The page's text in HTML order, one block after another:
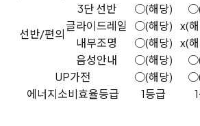
선반/편의
3단 선반 ○(해당)
글라이드레일
○(해당) x(
내부조명
○(해당) x(
음성안내
○(해당)
UP가전
○(해당)
에너지소비효율등급
1등급